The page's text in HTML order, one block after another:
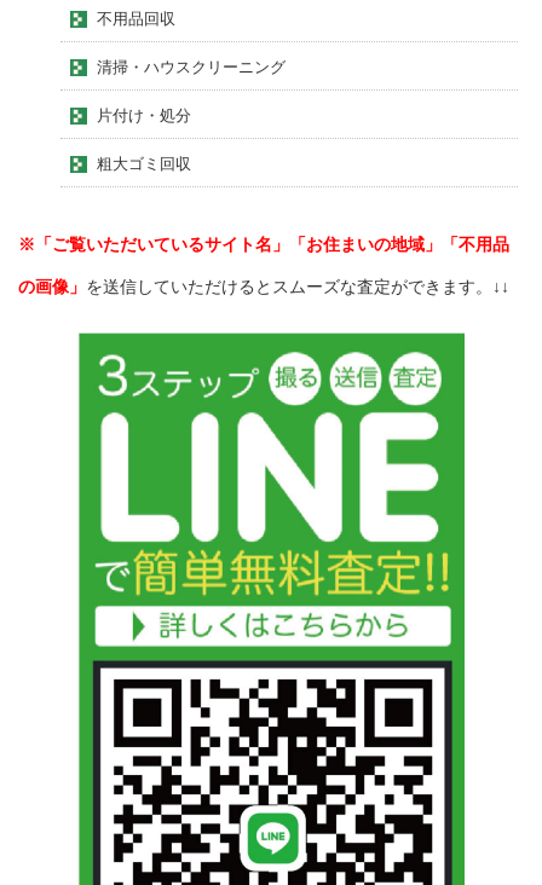
不用品回収
清掃・ハウスクリーニング
片付け・処分
粗大ゴミ回収
※「ご覧いただいているサイト名」「お住まいの地域」「不用品
の画像」 を送信していただけるとスムーズな査定ができます。↓↓